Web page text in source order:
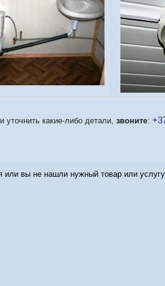
уточнить какие-либо детали, звоните:
вы не нашли нужный товар или